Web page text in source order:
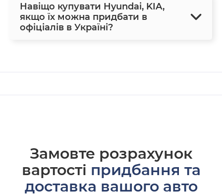
Навіщо купувати Hyundai, KIA,
якщо їх можна придбати в
офіціалів в Україні?
Замовте розрахунок
вартості придбання та
доставка вашого авто